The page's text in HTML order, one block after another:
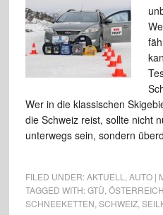
Wer in die klassischen
die Schweiz reist, sollte nicht
unterwegs sein, sondern
FILED UNDER:AKTUELL
AUTO |
TAGGED WITH:GTÜ ÖSTERREICH
SCHNEEKETTEN SCHWEIZ,